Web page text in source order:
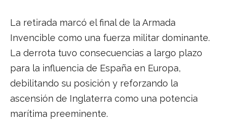
La retirada marcó el final de la Armada
Invencible como una fuerza militar dominante.
La derrota tuvo consecuencias a largo plazo
para la influencia de España en Europa,
debilitando su posición y reforzando la
ascensión de Inglaterra como una potencia
marítima preeminente.